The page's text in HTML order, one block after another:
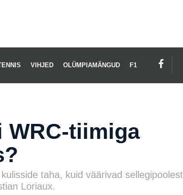
VIHJED OLÜMPIAMÄNGUD F1
WRC-tiimiga
taha, kuid väärivad sellegipoolest
Loriaux.